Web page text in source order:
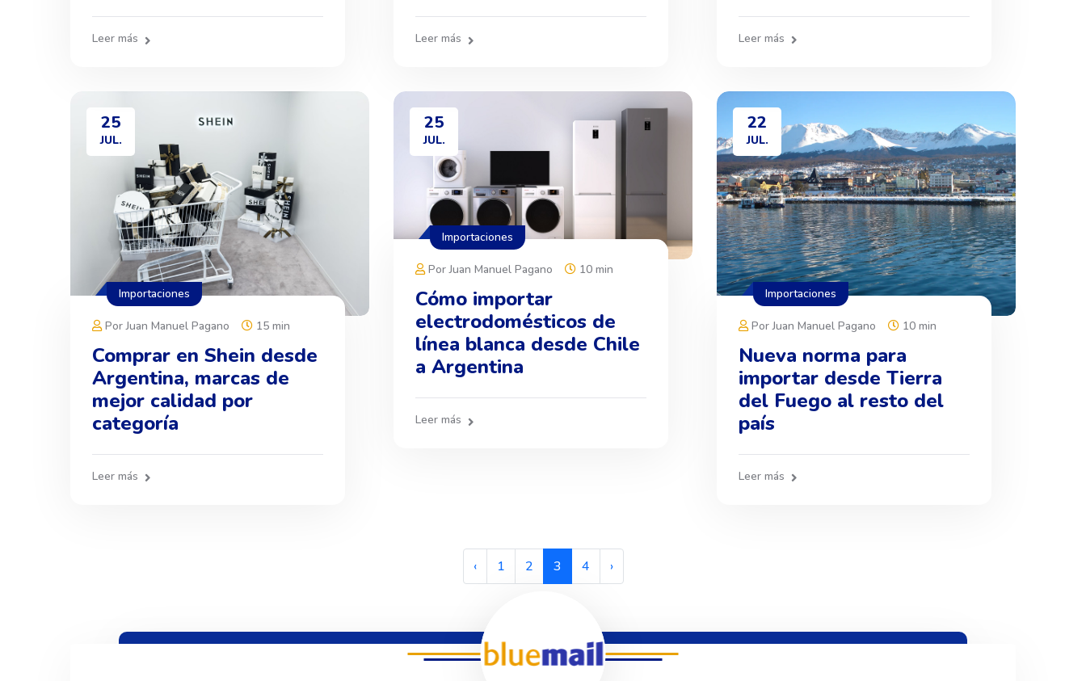
Leer más Leer más Leer más
25
JUL.
Por Juan Manuel Pagano 15 min
Comprar en Shein desde
Argentina, marcas de
mejor calidad por
categoría
Leer más
Importaciones
25
JUL.
Por Juan Manuel Pagano 10 min
Cómo importar
electrodomésticos de
línea blanca desde Chile
a Argentina
Leer más
Importaciones
22
JUL.
Por Juan Manuel Pagano 10 min
Nueva norma para
importar desde Tierra
del Fuego al resto del
país
Leer más
Importaciones
‹ 1 2 3 4 ›